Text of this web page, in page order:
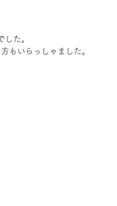
た。
もいらっしゃました。